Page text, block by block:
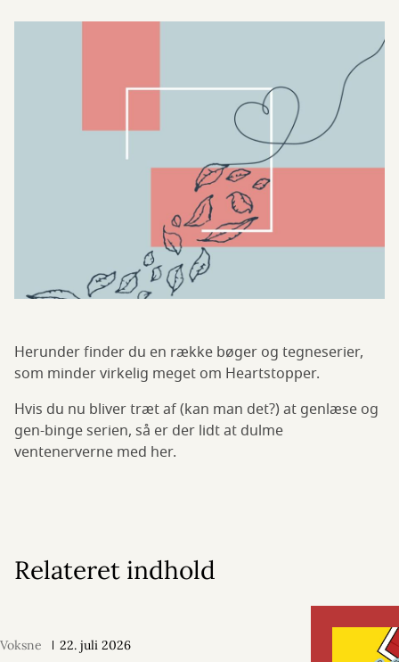
Herunder finder du en række bøger og tegneserier,
som minder virkelig meget om Heartstopper.
Hvis du nu bliver træt af (kan man det?) at genlæse og
gen-binge serien, så er der lidt at dulme
ventenerverne med her.
Relateret indhold
Voksne 22. juli 2026